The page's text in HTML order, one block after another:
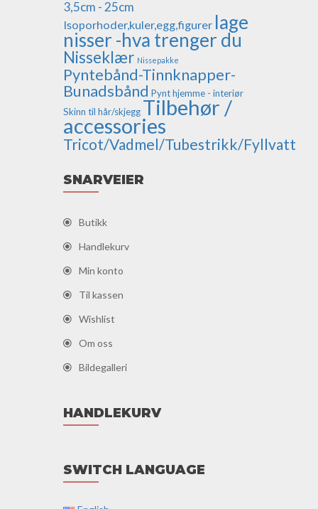
3,5cm - 25cm
Isoporhoder,kuler,egg,figurer lage
nisser -hva trenger du
Nisseklær Nissepakke
Pyntebånd-Tinnknapper-
Bunadsbånd Pynt hjemme - interiør
Skinn til hår/skjegg Tilbehør /
accessories
Tricot/Vadmel/Tubestrikk/Fyllvatt
SNARVEIER
Butikk
Handlekurv
Min konto
Til kassen
Wishlist
Om oss
Bildegalleri
HANDLEKURV
SWITCH LANGUAGE